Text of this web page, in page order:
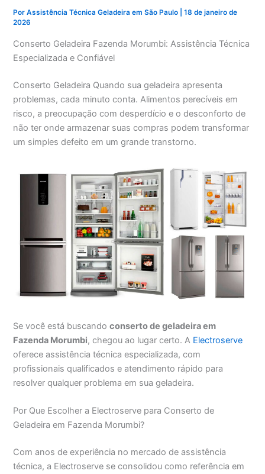
PorAssistência Técnica Geladeira em São Paulo |18 de janeiro de
2026
Conserto Geladeira Fazenda Morumbi: Assistência Técnica
Especializada e Confiável
Conserto Geladeira Quando sua geladeira apresenta
problemas, cada minuto conta. Alimentos perecíveis em
risco, a preocupação com desperdício e o desconforto de
não ter onde armazenar suas compras podem transformar
um simples defeito em um grande transtorno.
Se você está buscandoconserto de geladeira em
Fazenda Morumbi, chegou ao lugar certo. A Electroserve
oferece assistência técnica especializada, com
profissionais qualificados e atendimento rápido para
resolver qualquer problema em sua geladeira.
Por Que Escolher a Electroserve para Conserto de
Geladeira em Fazenda Morumbi?
Com anos de experiência no mercado de assistência
técnica, a Electroserve se consolidou como referência em